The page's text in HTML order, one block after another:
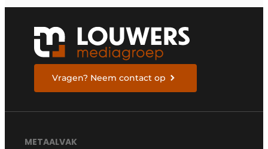
Vragen? Neem contact op
METAALVAK